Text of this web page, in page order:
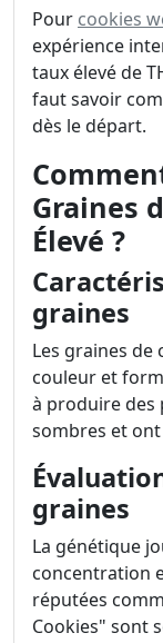
Pour cookies
expérience
taux élevé de
faut savoir
dès le départ.
Graines
Élevé ?
graines
Les graines de
couleur et
à produire des
sombres et
graines
La génétique
concentration
réputées
Cookies" sont